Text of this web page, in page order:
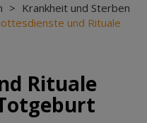
> Krankheit und Sterben
und Rituale
Rituale